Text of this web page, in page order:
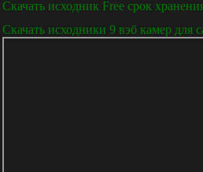
Скачать исходник Free срок
Скачать исходники 9 вэб камер для